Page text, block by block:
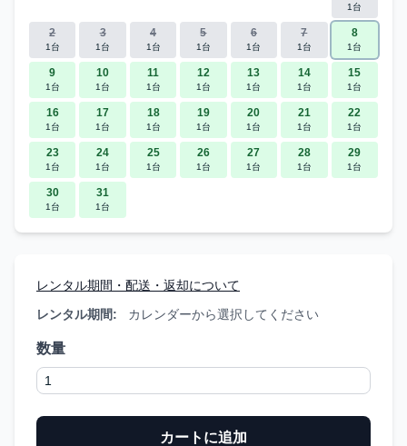
1台
2
1台
3
1台
4
1台
5
1台
6
1台
7
1台
8
1台
9
1台
10
1台
11
1台
12
1台
13
1台
14
1台
15
1台
16
1台
17
1台
18
1台
19
1台
20
1台
21
1台
22
1台
23
1台
24
1台
25
1台
26
1台
27
1台
28
1台
29
1台
30
1台
31
1台
レンタル期間・配送・返却について
レンタル期間:
カレンダーから選択してください
数量
カートに追加